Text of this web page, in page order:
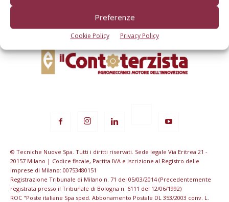
Preferenze
Cookie Policy Privacy Policy
© Tecniche Nuove Spa. Tutti i diritti riservati. Sede legale Via Eritrea 21 -
20157 Milano | Codice fiscale, Partita IVA e Iscrizione al Registro delle
imprese di Milano: 00753480151
Registrazione Tribunale di Milano n. 71 del 05/03/2014 (Precedentemente
registrata presso il Tribunale di Bologna n. 6111 del 12/06/1992)
ROC "Poste italiane Spa sped. Abbonamento Postale DL 353/2003 conv. L.